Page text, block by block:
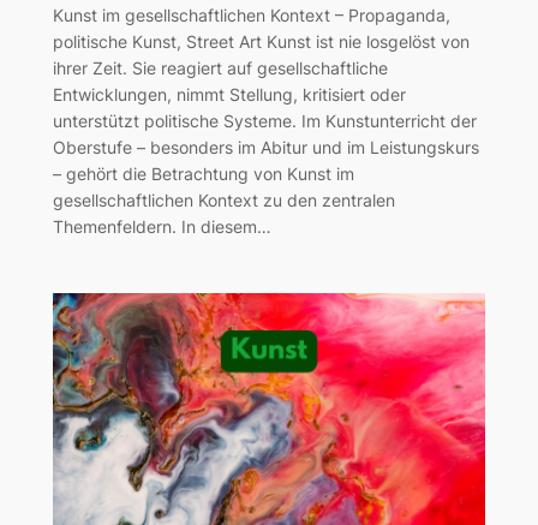
Kunst im gesellschaftlichen Kontext – Propaganda,
politische Kunst, Street Art Kunst ist nie losgelöst von
ihrer Zeit. Sie reagiert auf gesellschaftliche
Entwicklungen, nimmt Stellung, kritisiert oder
unterstützt politische Systeme. Im Kunstunterricht der
Oberstufe – besonders im Abitur und im Leistungskurs
– gehört die Betrachtung von Kunst im
gesellschaftlichen Kontext zu den zentralen
Themenfeldern. In diesem…